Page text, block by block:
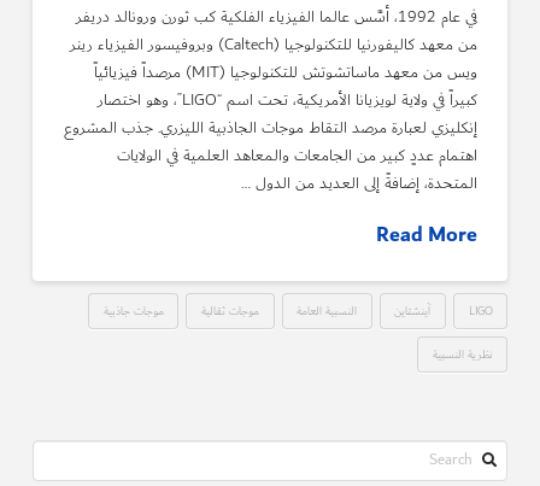
في عام 1992، أسَّس عالما الفيزياء الفلكية كب ثورن ورونالد دريفر
من معهد كاليفورنيا للتكنولوجيا (Caltech) وبروفيسور الفيزياء رينر
ويس من معهد ماساتشوتش للتكنولوجيا (MIT) مرصداً فيزيائياً
كبيراً في ولاية لويزيانا الأمريكية، تحت اسم “LIGO”، وهو اختصار
إنكليزي لعبارة مرصد التقاط موجات الجاذبية الليزري. جذب المشروع
اهتمام عددٍ كبير من الجامعات والمعاهد العلمية في الولايات
المتحدة، إضافةً إلى العديد من الدول …
Read More
LIGO آينشتاين النسبية العامة موجات ثقالية موجات جاذبية
نظرية النسبية
Search